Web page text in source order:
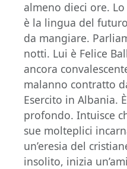
almeno dieci ore. Lo
è la lingua del
da mangiare.
notti. Lui è Felice
ancora
malanno contratto
Esercito in Albania.
profondo. Intuisce
sue molteplici
un’eresia del
insolito, inizia